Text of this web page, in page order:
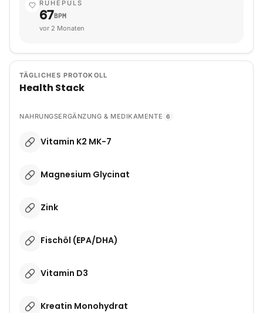
RUHEPULS
67BPM
vor 2 Monaten
TÄGLICHES PROTOKOLL
Health Stack
NAHRUNGSERGÄNZUNG & MEDIKAMENTE 6
Vitamin K2 MK-7
Magnesium Glycinat
Zink
Fischöl (EPA/DHA)
Vitamin D3
Kreatin Monohydrat